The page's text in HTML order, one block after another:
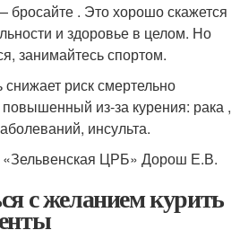
бросайте . Это хорошо скажется
и здоровье в целом. Но
занимайтесь спортом.
снижает риск смертельно
из‑за курения: рака ,
инсульта.
«Зельвенская ЦРБ» Дорош Е.В.
с желанием курить